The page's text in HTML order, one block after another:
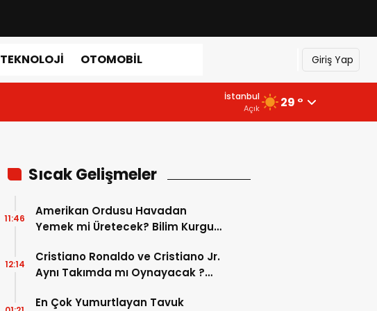
TEKNOLOJI OTOMOBIL Giriş Yap
İstanbul
Açık 29 °
Sıcak Gelişmeler
Amerikan Ordusu Havadan
Yemek mi Üretecek? Bilim Kurgu
11:46
Cristiano Ronaldo ve Cristiano Jr.
Aynı Takımda mı Oynayacak ?
Dönemimi Başlıyor ?
12:14
En Çok Yumurtlayan Tavuk